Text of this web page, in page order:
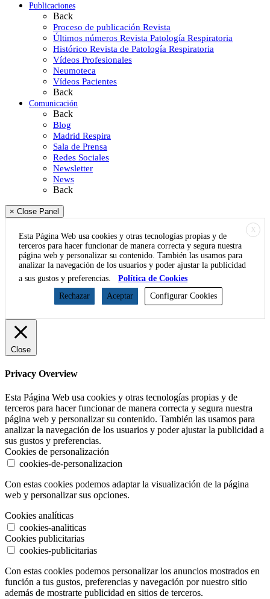
Publicaciones
Back
Proceso de publicación Revista
Últimos números Revista Patología Respiratoria
Histórico Revista de Patología Respiratoria
Vídeos Profesionales
Neumoteca
Vídeos Pacientes
Back
Comunicación
Back
Blog
Madrid Respira
Sala de Prensa
Redes Sociales
Newsletter
News
Back
× Close Panel
X
Esta Página Web usa cookies y otras tecnologías propias y de
terceros para hacer funcionar de manera correcta y segura nuestra
página web y personalizar su contenido. También las usamos para
analizar la navegación de los usuarios y poder ajustar la publicidad
a sus gustos y preferencias.
Política de Cookies
Rechazar
Aceptar Configurar Cookies
Close
Privacy Overview
Esta Página Web usa cookies y otras tecnologías propias y de
terceros para hacer funcionar de manera correcta y segura nuestra
página web y personalizar su contenido. También las usamos para
analizar la navegación de los usuarios y poder ajustar la publicidad a
sus gustos y preferencias.
Cookies de personalización
cookies-de-personalizacion
Con estas cookies podemos adaptar la visualización de la página
web y personalizar sus opciones.
Cookies analíticas
cookies-analiticas
Cookies publicitarias
cookies-publicitarias
Con estas cookies podemos personalizar los anuncios mostrados en
función a tus gustos, preferencias y navegación por nuestro sitio
además de mostrarte publicidad en sitios de terceros.